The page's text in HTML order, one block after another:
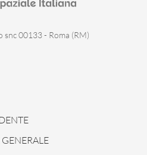
snc 00133 - Roma (RM)